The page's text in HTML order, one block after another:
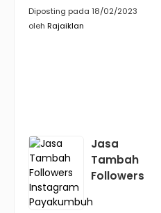
Diposting pada 18/02/2023
oleh Rajaiklan
Jasa
Tambah
Followers